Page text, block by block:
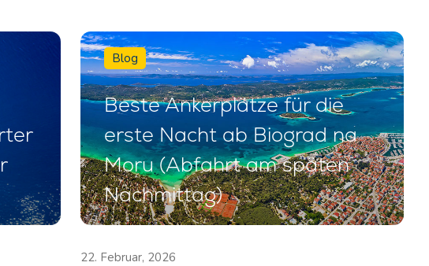
Blog
Beste Ankerplätze für die
erste Nacht ab Biograd na
Moru (Abfahrt am späten
Nachmittag)
22. Februar, 2026